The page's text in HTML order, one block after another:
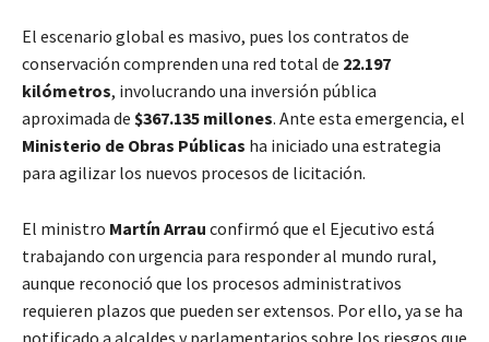
El escenario global es masivo, pues los contratos de
conservación comprenden una red total de 22.197
kilómetros, involucrando una inversión pública
aproximada de $367.135 millones. Ante esta emergencia, el
Ministerio de Obras Públicas ha iniciado una estrategia
para agilizar los nuevos procesos de licitación.
El ministro Martín Arrau confirmó que el Ejecutivo está
trabajando con urgencia para responder al mundo rural,
aunque reconoció que los procesos administrativos
requieren plazos que pueden ser extensos. Por ello, ya se ha